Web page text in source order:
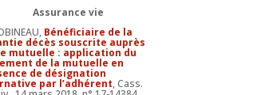
Assurance vie
Bénéficiaire de la
décès souscrite auprès
mutuelle : application du
de la mutuelle en
de désignation
par l’adhérent, Cass.